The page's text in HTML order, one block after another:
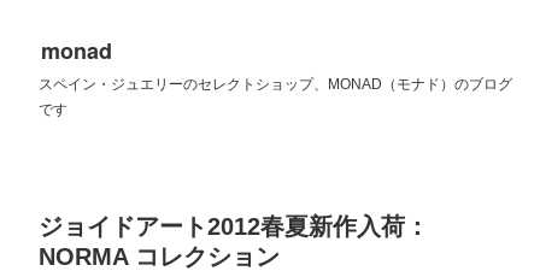
monad
スペイン・ジュエリーのセレクトショップ、MONAD（モナド）のブログ
です
ジョイドアート2012春夏新作入荷：
NORMA コレクション